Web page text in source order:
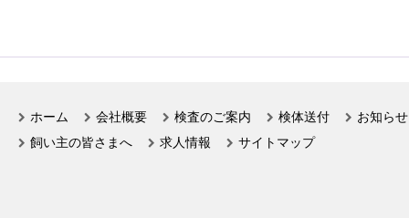
ホーム 会社概要 検査のご案内 検体送付
お知らせ
飼い主の皆さまへ
求人情報 サイトマップ